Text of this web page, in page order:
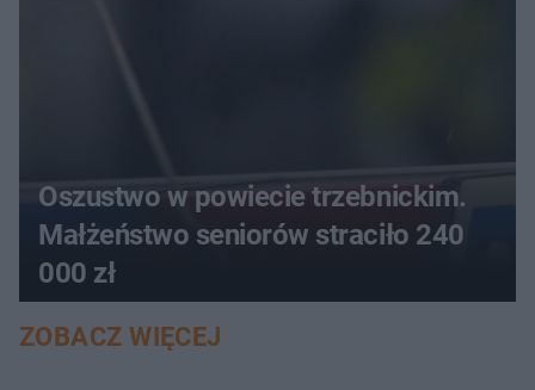
Oszustwo w powiecie trzebnickim.
Małżeństwo seniorów straciło 240
000 zł
ZOBACZ WIĘCEJ